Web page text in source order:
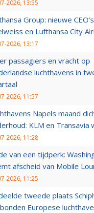
2026, 13:55
Group: nieuwe
en Lufthansa City
2026, 13:17
passagiers en vracht op
luchthavens in
2026, 11:57
Napels maand
KLM en Transavia
2026, 11:28
van een tijdperk:
afscheid van Mobile
2026, 11:25
tweede plaats
Europese